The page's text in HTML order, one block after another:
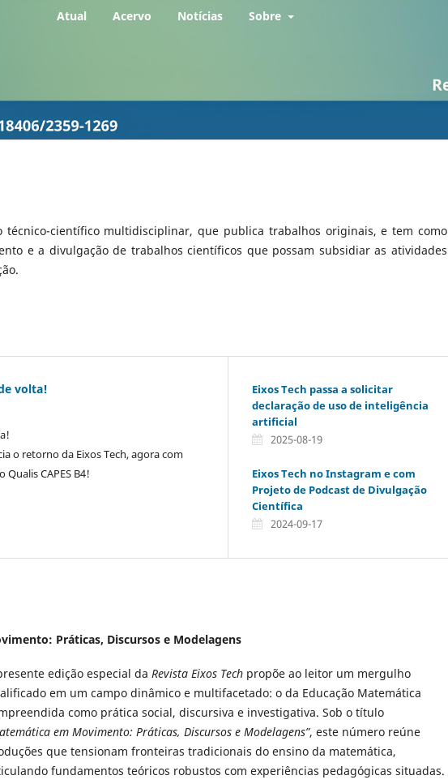
Atual Acervo Notícias Sobre
técnico-científico multidisciplinar, que publica trabalhos originais, e tem como
e a divulgação de trabalhos científicos que possam subsidiar as atividades
volta!
o retorno da Eixos Tech, agora com
CAPES B4!
Eixos Tech passa a solicitar
declaração de uso de inteligência
artificial
2025-08-19
Eixos Tech no Instagram e com
Projeto de Podcast de Divulgação
Científica
2024-09-17
Práticas, Discursos e Modelagens
edição especial da Revista Eixos Tech propõe ao leitor um mergulho
em um campo dinâmico e multifacetado: o da Educação Matemática
como prática social, discursiva e investigativa. Sob o título
em Movimento: Práticas, Discursos e Modelagens”, este número reúne
que tensionam fronteiras tradicionais do ensino da matemática,
fundamentos teóricos robustos com experiências pedagógicas situadas.